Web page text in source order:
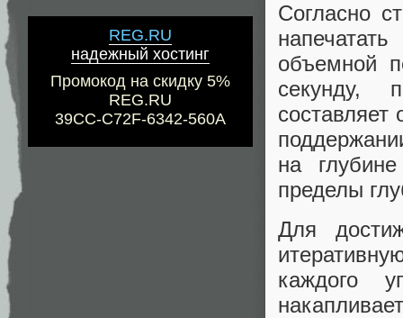
REG.RU
надежный хостинг
Промокод на скидку 5%
REG.RU
39CC-C72F-6342-560A
Согласно
объемной
секунду,
на
пределы
Для
каждого